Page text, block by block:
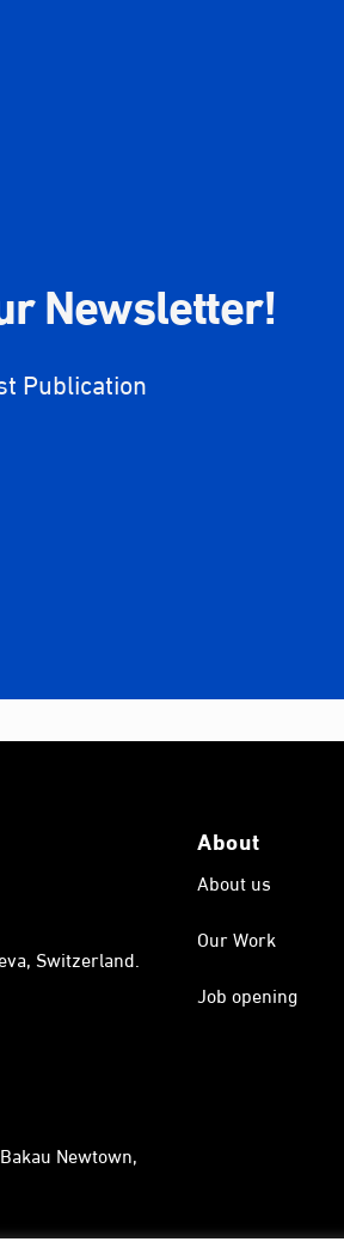
Newsletter!
Publication
Switzerland.
Newtown,
About
About us
Our Work
Job opening